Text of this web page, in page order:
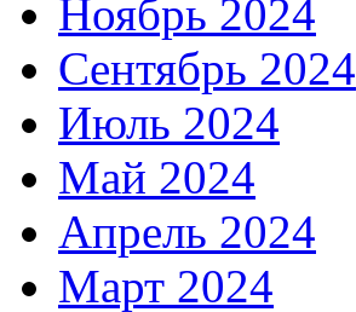
Ноябрь 2024
Сентябрь 2024
Июль 2024
Май 2024
Апрель 2024
Март 2024